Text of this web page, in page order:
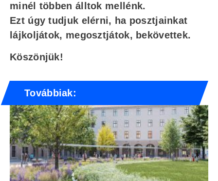
minél többen álltok mellénk.
Ezt úgy tudjuk elérni, ha posztjainkat
lájkoljátok, megosztjátok, bekövettek.
Köszönjük!
Továbbiak: